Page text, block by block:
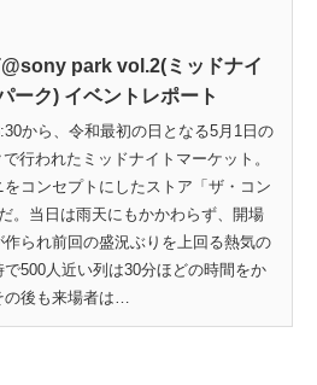
park vol.2(ミッドナイ
ーク) イベントレポート
から、令和最初の日となる5月1日の
行われたミッドナイトマーケット。
コンセプトにしたストア「ザ・コン
。当日は雨天にもかかわらず、開場
られ前回の盛況ぶりを上回る熱気の
500人近い列は30分ほどの時間をか
の後も来場者は…